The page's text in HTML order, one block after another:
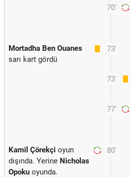
70'
73'
Mortadha Ben Ouanes
sarı kart gördü
73'
77'
80'
Kamil Çörekçi oyun
dışında. Yerine Nicholas
Opoku oyunda.